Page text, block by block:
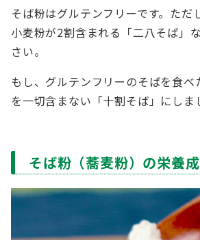
そば粉はグルテンフリーです。ただ
小麦粉が2割含まれる「二八そば」
さい。
もし、グルテンフリーのそばを食べ
を一切含まない「十割そば」にしま
そば粉（蕎麦粉）の栄養